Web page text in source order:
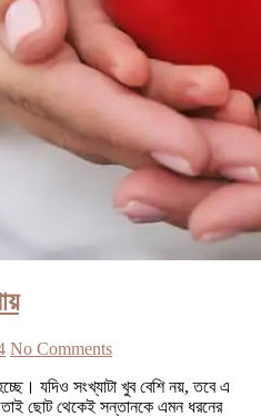
No Comments
যদিও সংখ্যাটা খুব বেশি নয়, তবে এ
ছোট থেকেই সন্তানকে এমন ধরনের